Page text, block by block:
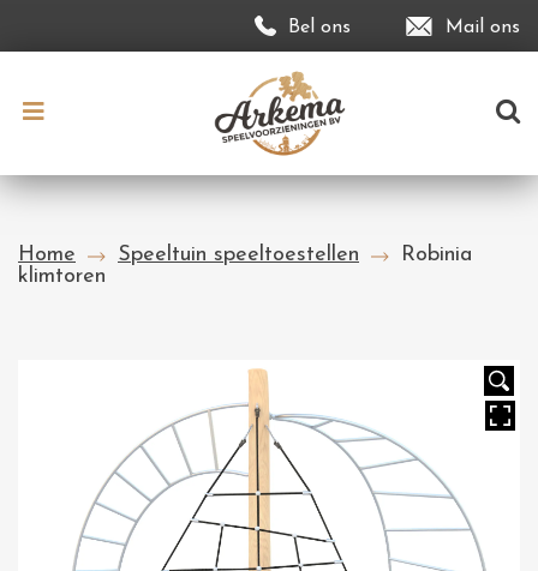
Bel ons Mail ons
Home Speeltuin speeltoestellen
Robinia
klimtoren